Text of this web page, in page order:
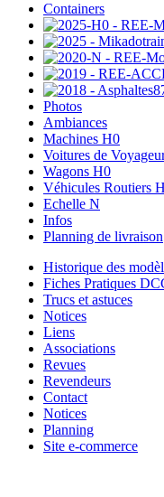
Containers
Photos
Ambiances
Machines H0
Voitures de
Wagons H0
Véhicules Routiers
Echelle N
Infos
Planning de livraison
Historique des
Fiches Pratiques
Trucs et astuces
Notices
Liens
Associations
Revues
Revendeurs
Contact
Notices
Planning
Site e-commerce